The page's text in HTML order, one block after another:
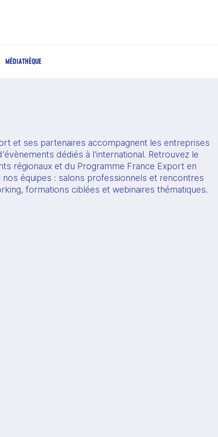
MÉDIATHÈQUE
et ses partenaires accompagnent les entreprises
dédiés à l'international. Retrouvez le
régionaux et du Programme France Export en
équipes : salons professionnels et rencontres
formations ciblées et webinaires thématiques.